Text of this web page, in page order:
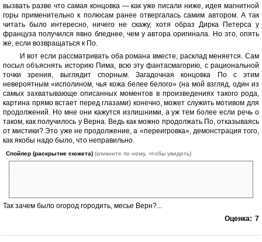
вызвать разве что самая концовка — как уже писали ниже, идея магнитной
горы применительно к полюсам ранее отвергалась самим автором. А так
читать было интересно, ничего не скажу, хотя образ Дирка Петерса у
француза получился явно бледнее, чем у автора оригинала. Но это, опять
же, если возвращаться к По.
И вот если рассматривать оба романа вместе, расклад меняется. Сам
посыл объяснять историю Пима, всю эту фантасмагорию, с рациональной
точки зрения, выглядит спорным. Загадочная концовка По с этим
невероятным «исполином, чья кожа белее белого» (на мой взгляд, один из
самых захватывающе описанных моментов в произведениях такого рода,
картина прямо встает перед глазами) конечно, может служить мотивом для
продолжений. Но мне они кажутся излишними, а уж тем более если речь о
таком, как получилось у Верна. Ведь как можно продолжать По, отказываясь
от мистики? Это уже не продолжение, а «переигровка», демонстрация того,
как якобы надо было, что неправильно.
Спойлер (раскрытие сюжета) (кликните по нему, чтобы увидеть)
Так зачем было огород городить, месье Верн?...
Оценка: 7